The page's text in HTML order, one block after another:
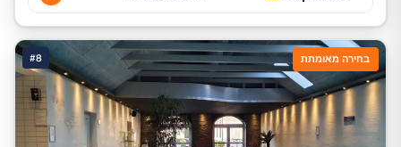
#8 בחירה מאומתת